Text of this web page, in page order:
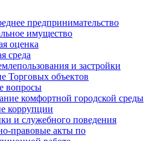
предпринимательство
имущество
оценка
среда
и застройки
Торговых объектов
вопросы
комфортной городской среды
коррупции
и служебного поведения
правовые акты по